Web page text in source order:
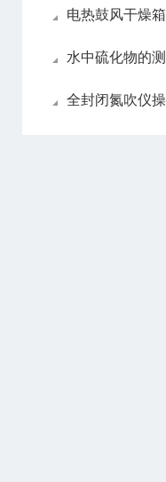
电热鼓风干燥
水中硫化物的
全封闭氮吹仪